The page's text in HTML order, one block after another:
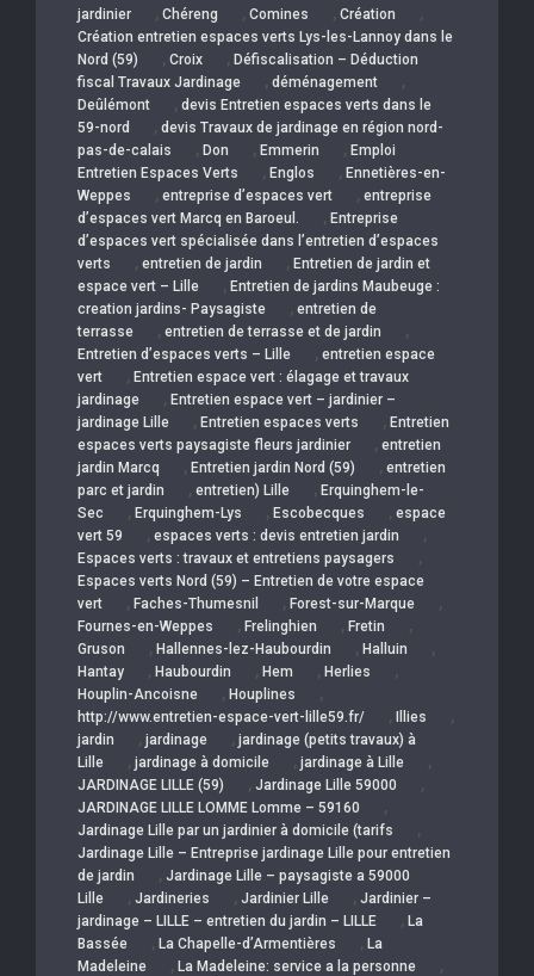
jardinier , Chéreng , Comines , Création ,
Création entretien espaces verts Lys-les-Lannoy dans le
Nord (59)
, Croix , Défiscalisation – Déduction
fiscal Travaux Jardinage
, déménagement ,
Deûlémont , devis Entretien espaces verts dans le
59-nord
, devis Travaux de jardinage en région nord-
pas-de-calais
, Don , Emmerin , Emploi
Entretien Espaces Verts
, Englos , Ennetières-en-
Weppes
, entreprise d’espaces vert , entreprise
d’espaces vert Marcq en Baroeul.
, Entreprise
d’espaces vert spécialisée dans l’entretien d’espaces
verts
, entretien de jardin , Entretien de jardin et
espace vert – Lille
, Entretien de jardins Maubeuge :
creation jardins- Paysagiste
, entretien de
terrasse
, entretien de terrasse et de jardin ,
Entretien d’espaces verts – Lille , entretien espace
vert
, Entretien espace vert : élagage et travaux
jardinage
, Entretien espace vert – jardinier –
jardinage Lille
, Entretien espaces verts , Entretien
espaces verts paysagiste fleurs jardinier
, entretien
jardin Marcq
, Entretien jardin Nord (59) , entretien
parc et jardin
, entretien) Lille , Erquinghem-le-
Sec
, Erquinghem-Lys , Escobecques , espace
vert 59
, espaces verts : devis entretien jardin ,
Espaces verts : travaux et entretiens paysagers ,
Espaces verts Nord (59) – Entretien de votre espace
vert
, Faches-Thumesnil , Forest-sur-Marque ,
Fournes-en-Weppes , Frelinghien , Fretin ,
Gruson , Hallennes-lez-Haubourdin , Halluin ,
Hantay , Haubourdin , Hem , Herlies ,
Houplin-Ancoisne , Houplines ,
http://www.entretien-espace-vert-lille59.fr/ , Illies ,
jardin , jardinage , jardinage (petits travaux) à
Lille
, jardinage à domicile , jardinage à Lille ,
JARDINAGE LILLE (59) , Jardinage Lille 59000 ,
JARDINAGE LILLE LOMME Lomme – 59160 ,
Jardinage Lille par un jardinier à domicile (tarifs ,
Jardinage Lille – Entreprise jardinage Lille pour entretien
de jardin
, Jardinage Lille – paysagiste a 59000
Lille
, Jardineries , Jardinier Lille , Jardinier –
jardinage – LILLE – entretien du jardin – LILLE
, La
Bassée
, La Chapelle-d’Armentières , La
Madeleine
, La Madeleine: service a la personne ,